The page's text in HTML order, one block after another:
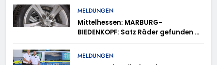
MELDUNGEN
Mittelhessen: MARBURG-
BIEDENKOPF: Satz Räder gefunden –
MELDUNGEN